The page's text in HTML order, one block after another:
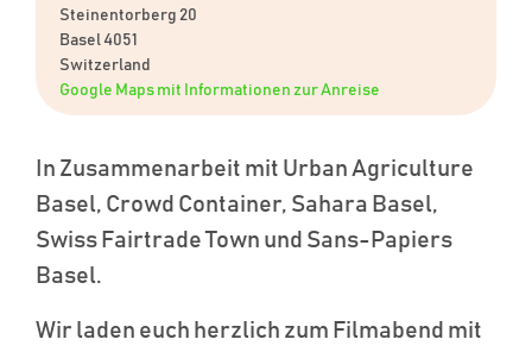
Steinentorberg 20
Basel 4051
Switzerland
Google Maps mit Informationen zur Anreise
In Zusammenarbeit mit Urban Agriculture
Basel, Crowd Container, Sahara Basel,
Swiss Fairtrade Town und Sans-Papiers
Basel.
Wir laden euch herzlich zum Filmabend mit